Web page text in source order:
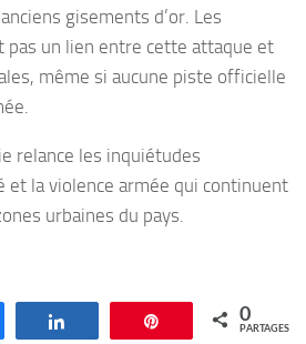
gisements d’or. Les
pas un lien entre cette attaque et
même si aucune piste officielle
relance les inquiétudes
et la violence armée qui continuent
urbaines du pays.
Épingle 0
PARTAGES